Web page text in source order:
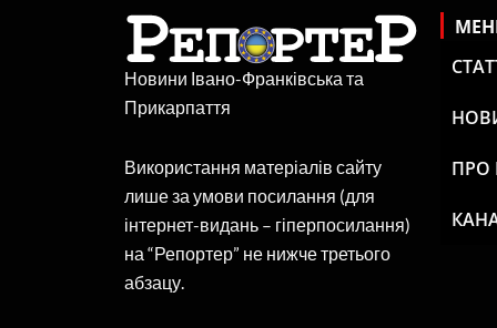
Новини Івано-Франківська та
Прикарпаття
Використання матеріалів сайту
лише за умови посилання (для
інтернет-видань – гіперпосилання)
на “Репортер” не нижче третього
абзацу.
ПРО